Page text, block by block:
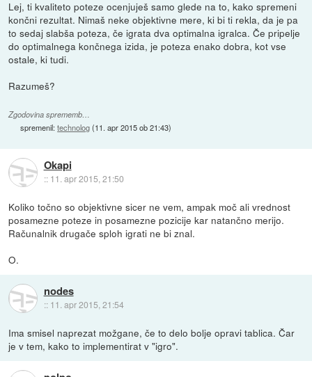
Lej, ti kvaliteto poteze ocenjuješ samo glede na to, kako spremeni
končni rezultat. Nimaš neke objektivne mere, ki bi ti rekla, da je pa
to sedaj slabša poteza, če igrata dva optimalna igralca. Če pripelje
do optimalnega končnega izida, je poteza enako dobra, kot vse
ostale, ki tudi.
Razumeš?
Zgodovina sprememb…
spremenil:technolog(11. apr 2015 ob 21:43)
Okapi
:: 11. apr 2015, 21:50
Koliko točno so objektivne sicer ne vem, ampak moč ali vrednost
posamezne poteze in posamezne pozicije kar natančno merijo.
Računalnik drugače sploh igrati ne bi znal.
O.
nodes
:: 11. apr 2015, 21:54
Ima smisel naprezat možgane, če to delo bolje opravi tablica. Čar
je v tem, kako to implementirat v "igro".